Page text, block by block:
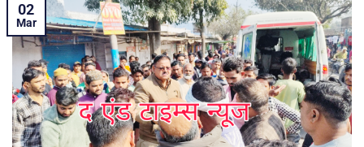
02
Mar